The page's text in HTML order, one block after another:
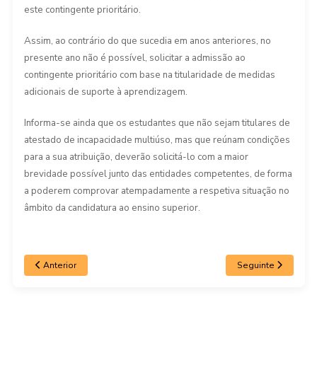
este contingente prioritário.
Assim, ao contrário do que sucedia em anos anteriores, no
presente ano não é possível, solicitar a admissão ao
contingente prioritário com base na titularidade de medidas
adicionais de suporte à aprendizagem.
Informa-se ainda que os estudantes que não sejam titulares de
atestado de incapacidade multiúso, mas que reúnam condições
para a sua atribuição, deverão solicitá-lo com a maior
brevidade possível junto das entidades competentes, de forma
a poderem comprovar atempadamente a respetiva situação no
âmbito da candidatura ao ensino superior.
Anterior Seguinte